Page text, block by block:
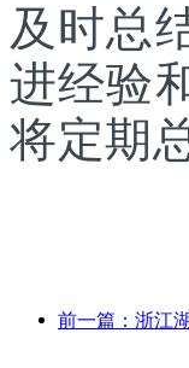
及时总
进经验
将定期